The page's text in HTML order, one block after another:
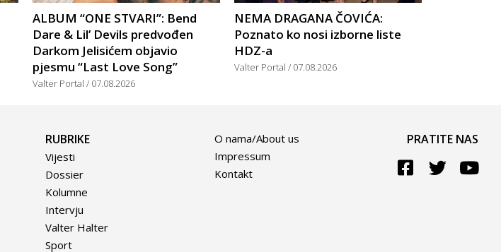
ALBUM “ONE STVARI”: Bend
Dare & Lil’ Devils predvođen
Darkom Jelisićem objavio
pjesmu “Last Love Song”
Valter Portal 07.08.2026
NEMA DRAGANA ČOVIĆA:
Poznato ko nosi izborne liste
HDZ-a
Valter Portal 07.08.2026
RUBRIKE
Vijesti
Dossier
Kolumne
Intervju
Valter Halter
Sport
O nama/About us
Impressum
Kontakt
PRATITE NAS